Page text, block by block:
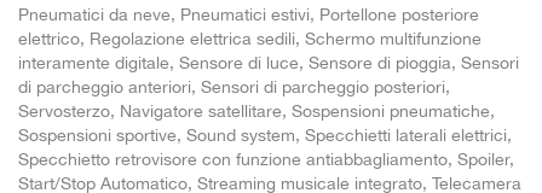
Pneumatici da neve, Pneumatici estivi, Portellone posteriore
elettrico, Regolazione elettrica sedili, Schermo multifunzione
interamente digitale, Sensore di luce, Sensore di pioggia, Sensori
di parcheggio anteriori, Sensori di parcheggio posteriori,
Servosterzo, Navigatore satellitare, Sospensioni pneumatiche,
Sospensioni sportive, Sound system, Specchietti laterali elettrici,
Specchietto retrovisore con funzione antiabbagliamento, Spoiler,
Start/Stop Automatico, Streaming musicale integrato, Telecamera